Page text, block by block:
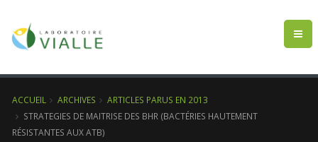
ACCUEIL ARCHIVES
ARTICLES PARUS EN 2013
STRATEGIES DE MAITRISE DES BHR (BACTÉRIES HAUTEMENT
RÉSISTANTES AUX ATB)